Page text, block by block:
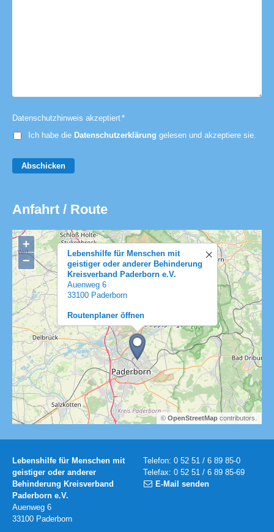
Datenschutzhinweis akzeptiert*
Ich habe die Datenschutzerklärung gelesen und akzeptiere sie.
Abschicken
Anfahrt / Route
Lebenshilfe für Menschen mit
geistiger oder anderer Behinderung
Kreisverband Paderborn e.V.
Auenweg 6
33100 Paderborn
Routenplaner öffnen
+
−
©OpenStreetMap contributors.
Lebenshilfe für Menschen mit
geistiger oder anderer
Behinderung Kreisverband
Paderborn e.V.
Auenweg 6
33100 Paderborn
Telefon: 0 52 51 / 6 89 85-0
Telefax: 0 52 51 / 6 89 85-69
E-Mail senden